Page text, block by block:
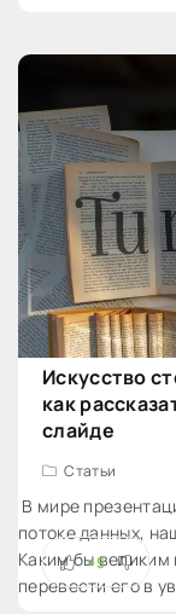
Искусство
как
слайде
Статьи
В мире
потоке данных,
Каким бы великим
перевести его в
+5